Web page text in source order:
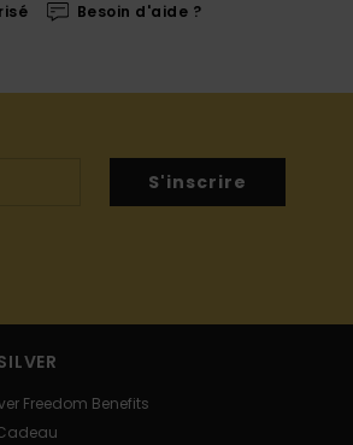
Besoin d'aide ?
S'inscrire
Freedom Benefits